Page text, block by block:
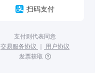
扫码支付
支付则代表同意
交易服务协议 ｜ 用户协议
发票获取